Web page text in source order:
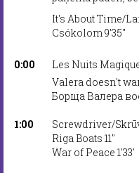
It's About Time/
Csókolom 9'35''
0:00 Les Nuits
Valera doesn't
Борща Валера
1:00 Screwdriver/
Riga Boats 11''
War of Peace 1'33'